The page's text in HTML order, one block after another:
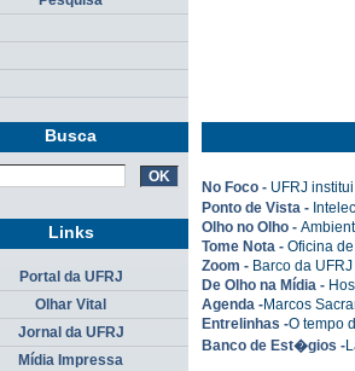
No Foco - UFRJ
Ponto de Vista -
Olho no Olho -
Tome Nota - Oficina
Zoom - Barco da
De Olho na Mídia -
Agenda -Marcos
Entrelinhas -O tempo
Banco de Est�gios -
Busca
Links
Portal da UFRJ
Olhar Vital
Jornal da UFRJ
Mídia Impressa